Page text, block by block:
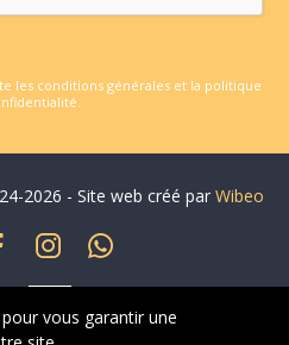
les conditions générales et la politique
2026 - Site web créé par Wibeo
vous garantir une